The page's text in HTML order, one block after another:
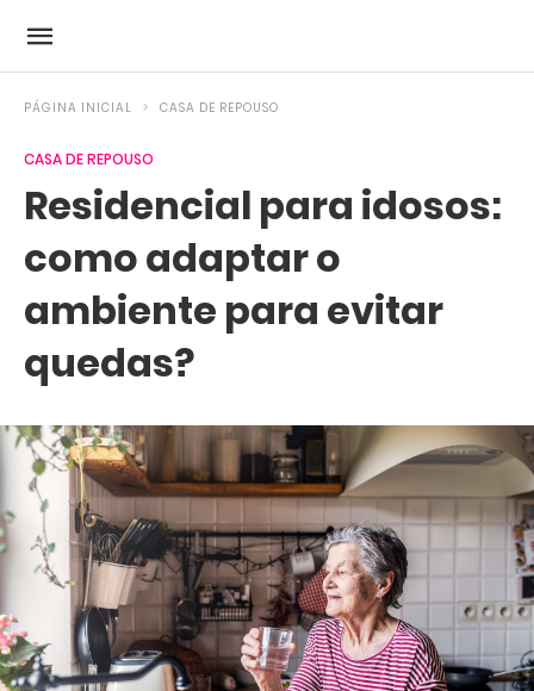
PÁGINA INICIAL CASA DE REPOUSO
CASA DE REPOUSO
Residencial para idosos:
como adaptar o
ambiente para evitar
quedas?